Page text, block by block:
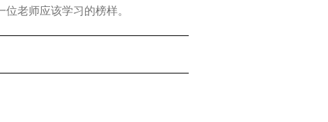
老师应该学习的榜样。